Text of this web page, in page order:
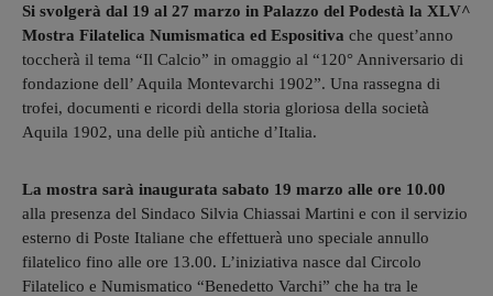
Si svolgerà dal 19 al 27 marzo in Palazzo del Podestà la XLV^
Mostra Filatelica Numismatica ed Espositiva che quest’anno
toccherà il tema “Il Calcio” in omaggio al “120° Anniversario di
fondazione dell’ Aquila Montevarchi 1902”. Una rassegna di
trofei, documenti e ricordi della storia gloriosa della società
Aquila 1902, una delle più antiche d’Italia.
La mostra sarà inaugurata sabato 19 marzo alle ore 10.00
alla presenza del Sindaco Silvia Chiassai Martini e con il servizio
esterno di Poste Italiane che effettuerà uno speciale annullo
filatelico fino alle ore 13.00. L’iniziativa nasce dal Circolo
Filatelico e Numismatico “Benedetto Varchi” che ha tra le